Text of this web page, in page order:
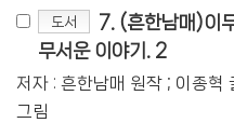
도서
7. (흔한남매)이
무서운 이야기. 2
저자 : 흔한남매 원작 ; 이종혁
그림